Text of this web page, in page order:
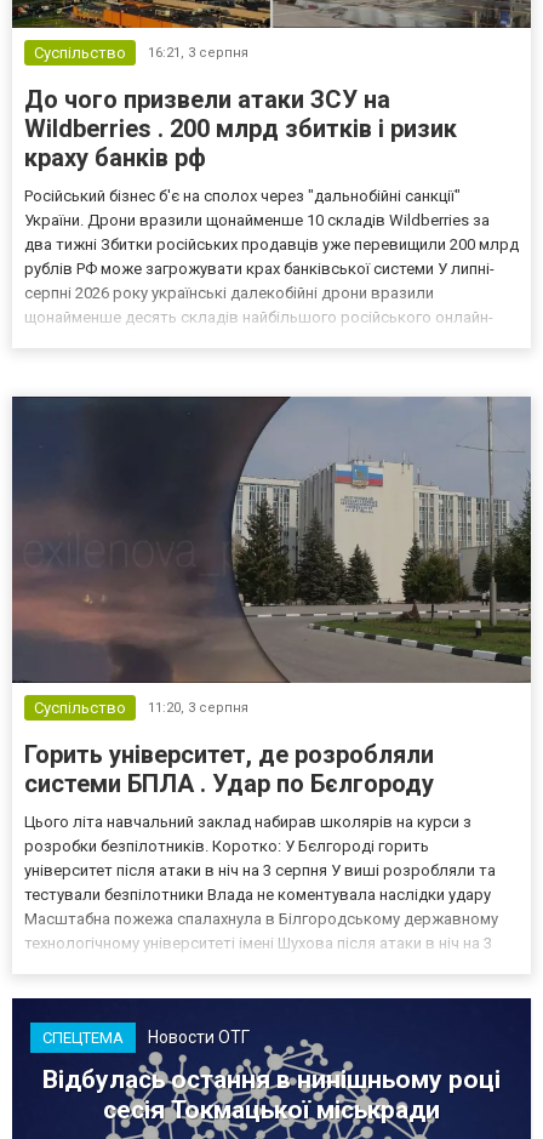
Суспільство 16:21, 3 серпня
До чого призвели атаки ЗСУ на
Wildberries . 200 млрд збитків і ризик
краху банків рф
Російський бізнес б'є на сполох через "дальнобійні санкції"
України. Дрони вразили щонайменше 10 складів Wildberries за
два тижні Збитки російських продавців уже перевищили 200 млрд
рублів РФ може загрожувати крах банківської системи У липні-
серпні 2026 року українські далекобійні дрони вразили
щонайменше десять складів найбільшого російського онлайн-
Суспільство 11:20, 3 серпня
Горить університет, де розробляли
системи БПЛА . Удар по Бєлгороду
Цього літа навчальний заклад набирав школярів на курси з
розробки безпілотників. Коротко: У Бєлгороді горить
університет після атаки в ніч на 3 серпня У виші розробляли та
тестували безпілотники Влада не коментувала наслідки удару
Масштабна пожежа спалахнула в Білгородському державному
технологічному університеті імені Шухова після атаки в ніч на 3
СПЕЦТЕМА Новости ОТГ
Відбулась остання в нинішньому році
сесія Токмацької міськради